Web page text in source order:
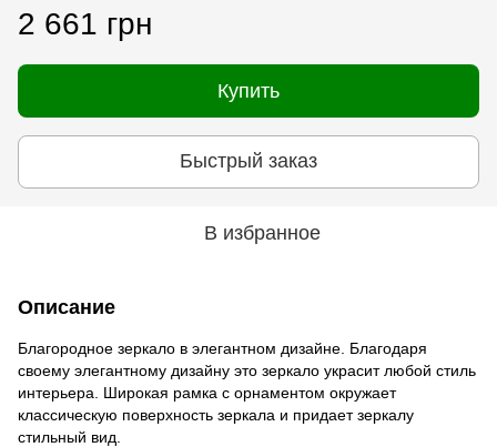
2 661 грн
Купить
Быстрый заказ
В избранное
Описание
Благородное зеркало в элегантном дизайне. Благодаря
своему элегантному дизайну это зеркало украсит любой стиль
интерьера. Широкая рамка с орнаментом окружает
классическую поверхность зеркала и придает зеркалу
стильный вид.